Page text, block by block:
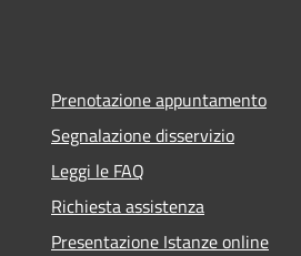
Prenotazione appuntamento
Segnalazione disservizio
Leggi le FAQ
Richiesta assistenza
Presentazione Istanze online